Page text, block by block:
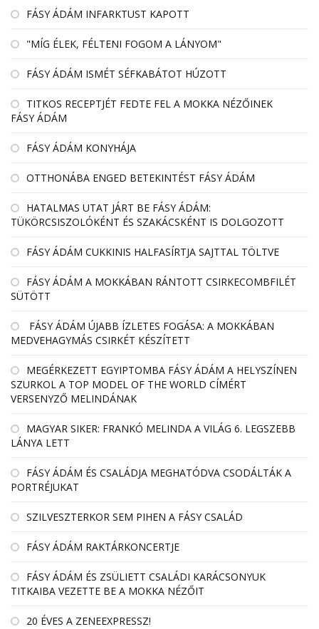
FÁSY ÁDÁM INFARKTUST KAPOTT
"MÍG ÉLEK, FÉLTENI FOGOM A LÁNYOM"
FÁSY ÁDÁM ISMÉT SÉFKABÁTOT HÚZOTT
TITKOS RECEPTJÉT FEDTE FEL A MOKKA NÉZŐINEK
FÁSY ÁDÁM
FÁSY ÁDÁM KONYHÁJA
OTTHONÁBA ENGED BETEKINTÉST FÁSY ÁDÁM
HATALMAS UTAT JÁRT BE FÁSY ÁDÁM:
TÜKÖRCSISZOLÓKÉNT ÉS SZAKÁCSKÉNT IS DOLGOZOTT
FÁSY ÁDÁM CUKKINIS HALFASÍRTJA SAJTTAL TÖLTVE
FÁSY ÁDÁM A MOKKÁBAN RÁNTOTT CSIRKECOMBFILÉT
SÜTÖTT
FÁSY ÁDÁM ÚJABB ÍZLETES FOGÁSA: A MOKKÁBAN
MEDVEHAGYMÁS CSIRKÉT KÉSZÍTETT
MEGÉRKEZETT EGYIPTOMBA FÁSY ÁDÁM A HELYSZÍNEN
SZURKOL A TOP MODEL OF THE WORLD CÍMÉRT
VERSENYZŐ MELINDÁNAK
MAGYAR SIKER: FRANKÓ MELINDA A VILÁG 6. LEGSZEBB
LÁNYA LETT
FÁSY ÁDÁM ÉS CSALÁDJA MEGHATÓDVA CSODÁLTÁK A
PORTRÉJUKAT
SZILVESZTERKOR SEM PIHEN A FÁSY CSALÁD
FÁSY ÁDÁM RAKTÁRKONCERTJE
FÁSY ÁDÁM ÉS ZSÜLIETT CSALÁDI KARÁCSONYUK
TITKAIBA VEZETTE BE A MOKKA NÉZŐIT
20 ÉVES A ZENEEXPRESSZ!